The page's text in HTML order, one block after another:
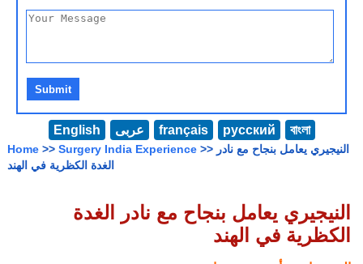
English عربى français русский বাংলা
Home >> Surgery India Experience >> النيجيري يعامل بنجاح مع نادر
الغدة الكظرية في الهند
النيجيري يعامل بنجاح مع نادر الغدة
الكظرية في الهند